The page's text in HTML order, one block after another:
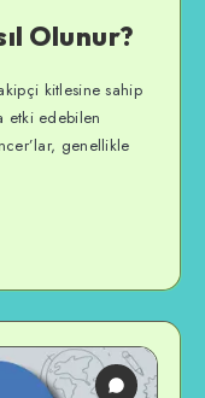
Olunur?
kitlesine sahip
etki edebilen
genellikle